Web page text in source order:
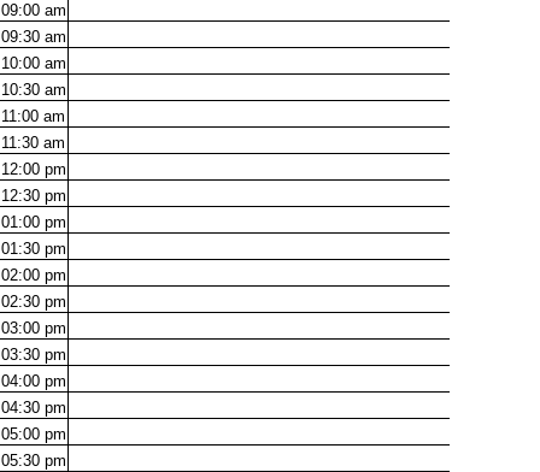
09:00 am
09:30 am
10:00 am
10:30 am
11:00 am
11:30 am
12:00 pm
12:30 pm
01:00 pm
01:30 pm
02:00 pm
02:30 pm
03:00 pm
03:30 pm
04:00 pm
04:30 pm
05:00 pm
05:30 pm